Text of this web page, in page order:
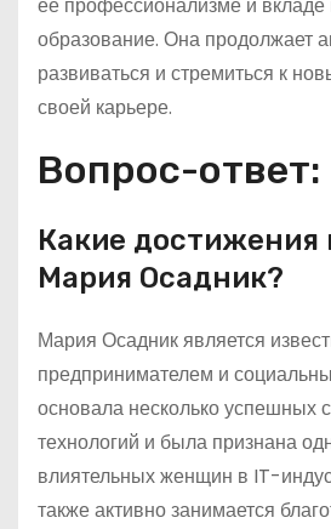
образование. Она продолжает
развиваться и стремиться к
своей карьере.
Вопрос-ответ:
Какие достижения
Мария Осадник?
Мария Осадник является
предпринимателем и
основала несколько успешных
технологий и была признана
влиятельных женщин в IT-
также активно занимается